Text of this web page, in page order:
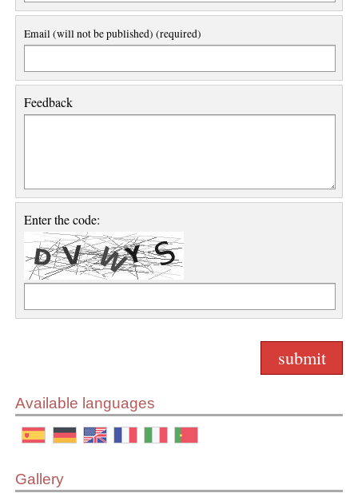
Email (will not be published) (required)
Feedback
Enter the code:
Available languages
Gallery